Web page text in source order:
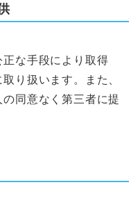
な手段により取得
り扱います。また、
同意なく第三者に提